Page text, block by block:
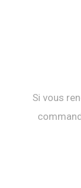
Si vous